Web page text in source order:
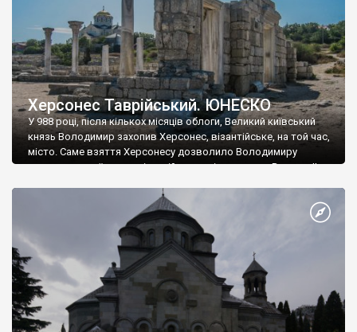
Херсонес Таврійський. ЮНЕСКО
У 988 році, після кількох місяців облоги, Великий київський
князь Володимир захопив Херсонес, візантійське, на той час,
місто. Саме взяття Херсонесу дозволило Володимиру
диктувати свої умови візантійському імператору Василю ІІ, та
Херсонесі Володимир-язичник, став Василем-християнином.
А потім було Хрещення Русі. На честь Херсонесу Таврійського